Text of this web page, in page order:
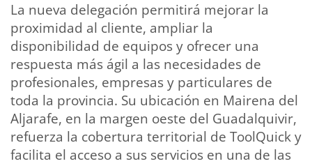
La nueva delegación permitirá mejorar la
proximidad al cliente, ampliar la
disponibilidad de equipos y ofrecer una
respuesta más ágil a las necesidades de
profesionales, empresas y particulares de
toda la provincia. Su ubicación en Mairena del
Aljarafe, en la margen oeste del Guadalquivir,
refuerza la cobertura territorial de ToolQuick y
facilita el acceso a sus servicios en una de las